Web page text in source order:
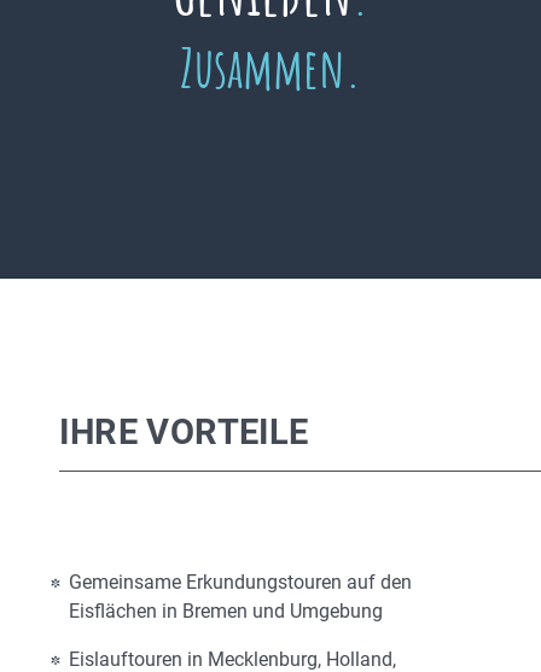
Zusammen.
IHRE VORTEILE
Gemeinsame Erkundungstouren auf den
Eisflächen in Bremen und Umgebung
Eislauftouren in Mecklenburg, Holland,